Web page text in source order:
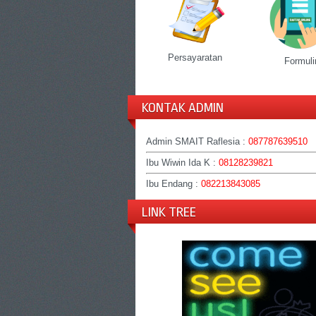
Persayaratan
KONTAK ADMIN
Admin SMAIT Raflesia : 087787639510
Ibu Wiwin Ida K : 08128239821
Ibu Endang : 082213843085
LINK TREE